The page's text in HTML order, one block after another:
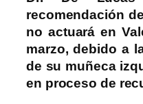
recomendación
no actuará en
marzo, debido a
de su muñeca
en proceso de